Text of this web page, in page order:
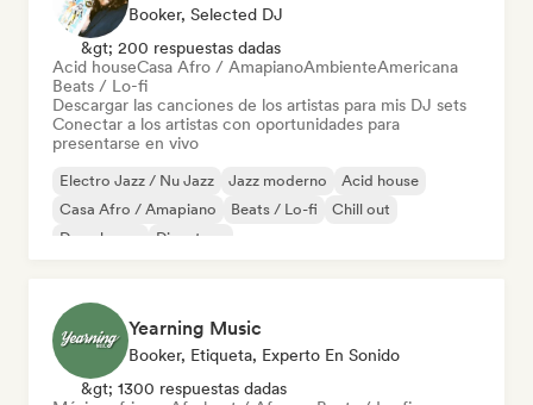
Booker, Selected DJ
&gt; 200 respuestas dadas
Acid houseCasa Afro / AmapianoAmbienteAmericana
Beats / Lo-fi
Descargar las canciones de los artistas para mis DJ sets
Conectar a los artistas con oportunidades para
presentarse en vivo
Electro Jazz / Nu Jazz Jazz moderno
Acid house
Casa Afro / Amapiano
Beats / Lo-fi
Chill out
Deep house
Discoteca
Yearning Music
Booker, Etiqueta, Experto En Sonido
&gt; 1300 respuestas dadas